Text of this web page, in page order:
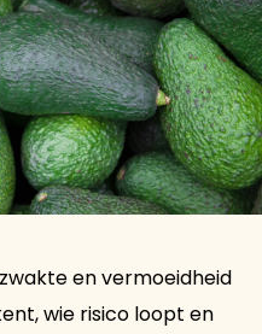
en vermoeidheid
wie risico loopt en